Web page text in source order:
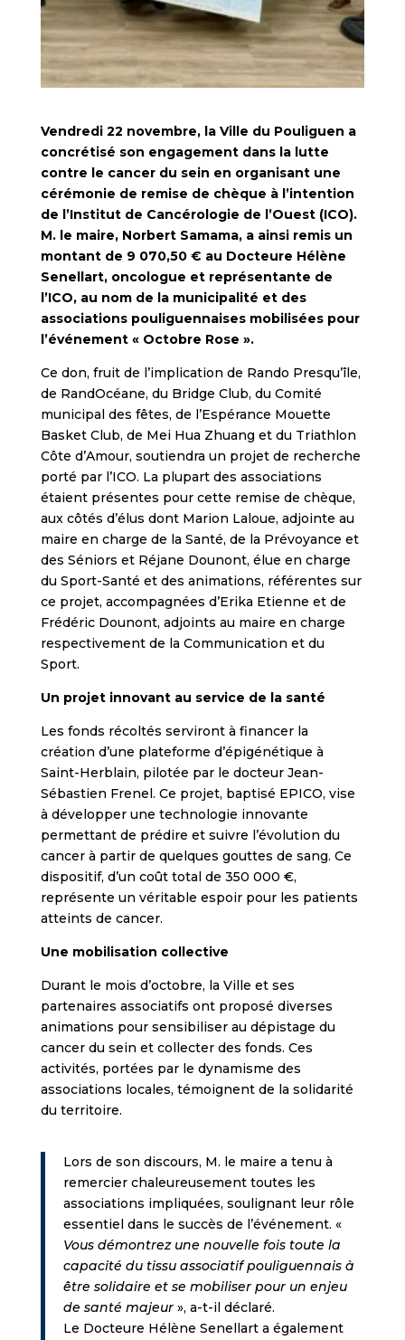
Vendredi 22 novembre, la Ville du Pouliguen a
concrétisé son engagement dans la lutte
contre le cancer du sein en organisant une
cérémonie de remise de chèque à l’intention
de l’Institut de Cancérologie de l’Ouest (ICO).
M. le maire, Norbert Samama, a ainsi remis un
montant de 9 070,50 € au Docteure Hélène
Senellart, oncologue et représentante de
l’ICO, au nom de la municipalité et des
associations pouliguennaises mobilisées pour
l’événement « Octobre Rose ».
Ce don, fruit de l’implication de Rando Presqu’île,
de RandOcéane, du Bridge Club, du Comité
municipal des fêtes, de l’Espérance Mouette
Basket Club, de Mei Hua Zhuang et du Triathlon
Côte d’Amour, soutiendra un projet de recherche
porté par l’ICO. La plupart des associations
étaient présentes pour cette remise de chèque,
aux côtés d’élus dont Marion Laloue, adjointe au
maire en charge de la Santé, de la Prévoyance et
des Séniors et Réjane Dounont, élue en charge
du Sport-Santé et des animations, référentes sur
ce projet, accompagnées d’Erika Etienne et de
Frédéric Dounont, adjoints au maire en charge
respectivement de la Communication et du
Sport.
Un projet innovant au service de la santé
Les fonds récoltés serviront à financer la
création d’une plateforme d’épigénétique à
Saint-Herblain, pilotée par le docteur Jean-
Sébastien Frenel. Ce projet, baptisé EPICO, vise
à développer une technologie innovante
permettant de prédire et suivre l’évolution du
cancer à partir de quelques gouttes de sang. Ce
dispositif, d’un coût total de 350 000 €,
représente un véritable espoir pour les patients
atteints de cancer.
Une mobilisation collective
Durant le mois d’octobre, la Ville et ses
partenaires associatifs ont proposé diverses
animations pour sensibiliser au dépistage du
cancer du sein et collecter des fonds. Ces
activités, portées par le dynamisme des
associations locales, témoignent de la solidarité
du territoire.
Lors de son discours, M. le maire a tenu à
remercier chaleureusement toutes les
associations impliquées, soulignant leur rôle
essentiel dans le succès de l’événement. «
Vous démontrez une nouvelle fois toute la
capacité du tissu associatif pouliguennais à
être solidaire et se mobiliser pour un enjeu
de santé majeur», a-t-il déclaré.
Le Docteure Hélène Senellart a également